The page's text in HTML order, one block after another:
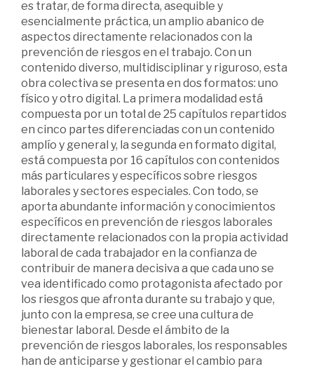
es tratar, de forma directa, asequible y
esencialmente práctica, un amplio abanico de
aspectos directamente relacionados con la
prevención de riesgos en el trabajo. Con un
contenido diverso, multidisciplinar y riguroso, esta
obra colectiva se presenta en dos formatos: uno
físico y otro digital. La primera modalidad está
compuesta por un total de 25 capítulos repartidos
en cinco partes diferenciadas con un contenido
amplío y general y, la segunda en formato digital,
está compuesta por 16 capítulos con contenidos
más particulares y específicos sobre riesgos
laborales y sectores especiales. Con todo, se
aporta abundante información y conocimientos
específicos en prevención de riesgos laborales
directamente relacionados con la propia actividad
laboral de cada trabajador en la confianza de
contribuir de manera decisiva a que cada uno se
vea identificado como protagonista afectado por
los riesgos que afronta durante su trabajo y que,
junto con la empresa, se cree una cultura de
bienestar laboral. Desde el ámbito de la
prevención de riesgos laborales, los responsables
han de anticiparse y gestionar el cambio para